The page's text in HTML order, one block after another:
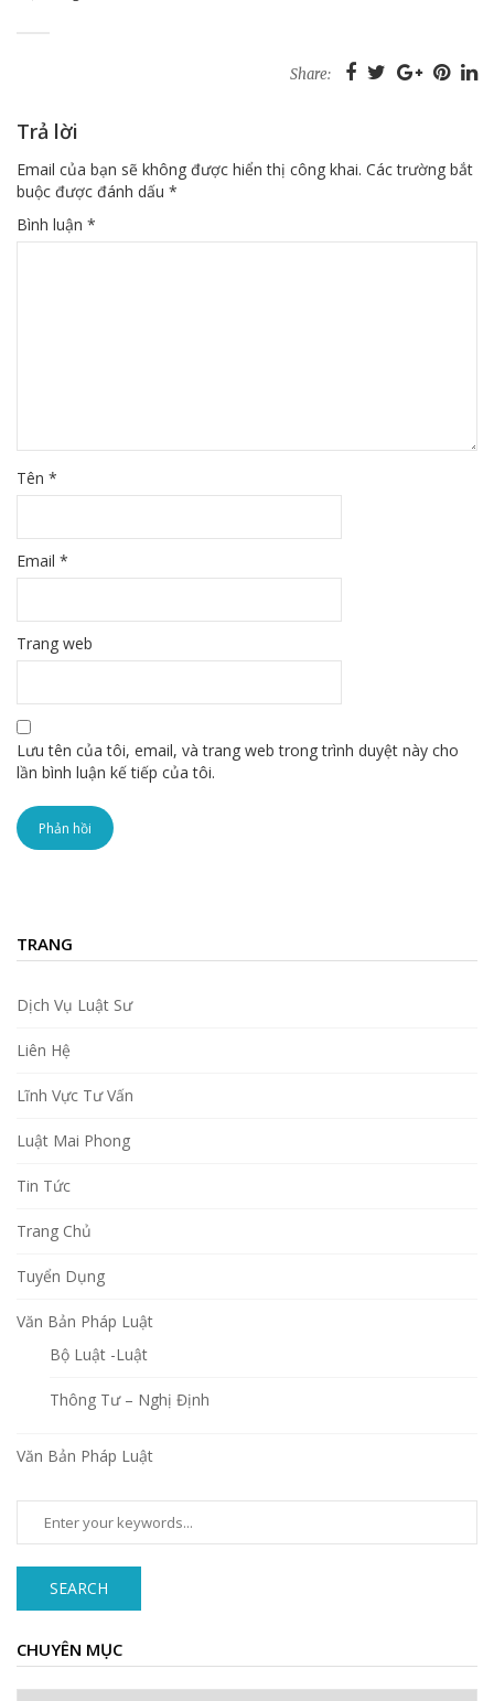
Share:
Trả lời
Email của bạn sẽ không được hiển thị công khai. Các trường bắt
buộc được đánh dấu *
Bình luận *
Tên *
Email *
Trang web
Lưu tên của tôi, email, và trang web trong trình duyệt này cho
lần bình luận kế tiếp của tôi.
TRANG
Dịch Vụ Luật Sư
Liên Hệ
Lĩnh Vực Tư Vấn
Luật Mai Phong
Tin Tức
Trang Chủ
Tuyển Dụng
Văn Bản Pháp Luật
Bộ Luật -Luật
Thông Tư – Nghị Định
Văn Bản Pháp Luật
SEARCH
CHUYÊN MỤC